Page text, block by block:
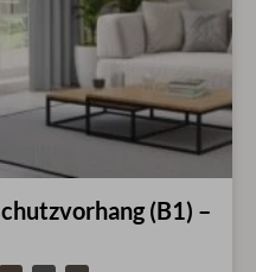
(B1) –